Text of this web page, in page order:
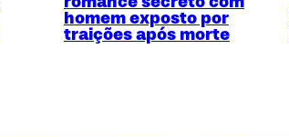
homem exposto por
traições após morte